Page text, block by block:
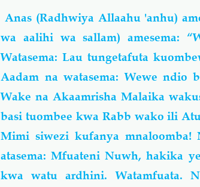
Anas (Radhwiya Allaahu 'anhu)
wa aalihi wa sallam) amesema:
Watasema: Lau tungetafuta
Aadam na watasema: Wewe ndio
Wake na Akaamrisha Malaika
basi tuombee kwa Rabb wako ili
Mimi siwezi kufanya mnaloomba!
atasema: Mfuateni Nuwh, hakika
kwa watu ardhini. Watamfuata.